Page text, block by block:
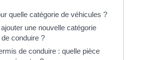
quelle catégorie de véhicules ?
une nouvelle catégorie
conduire ?
de conduire : quelle pièce